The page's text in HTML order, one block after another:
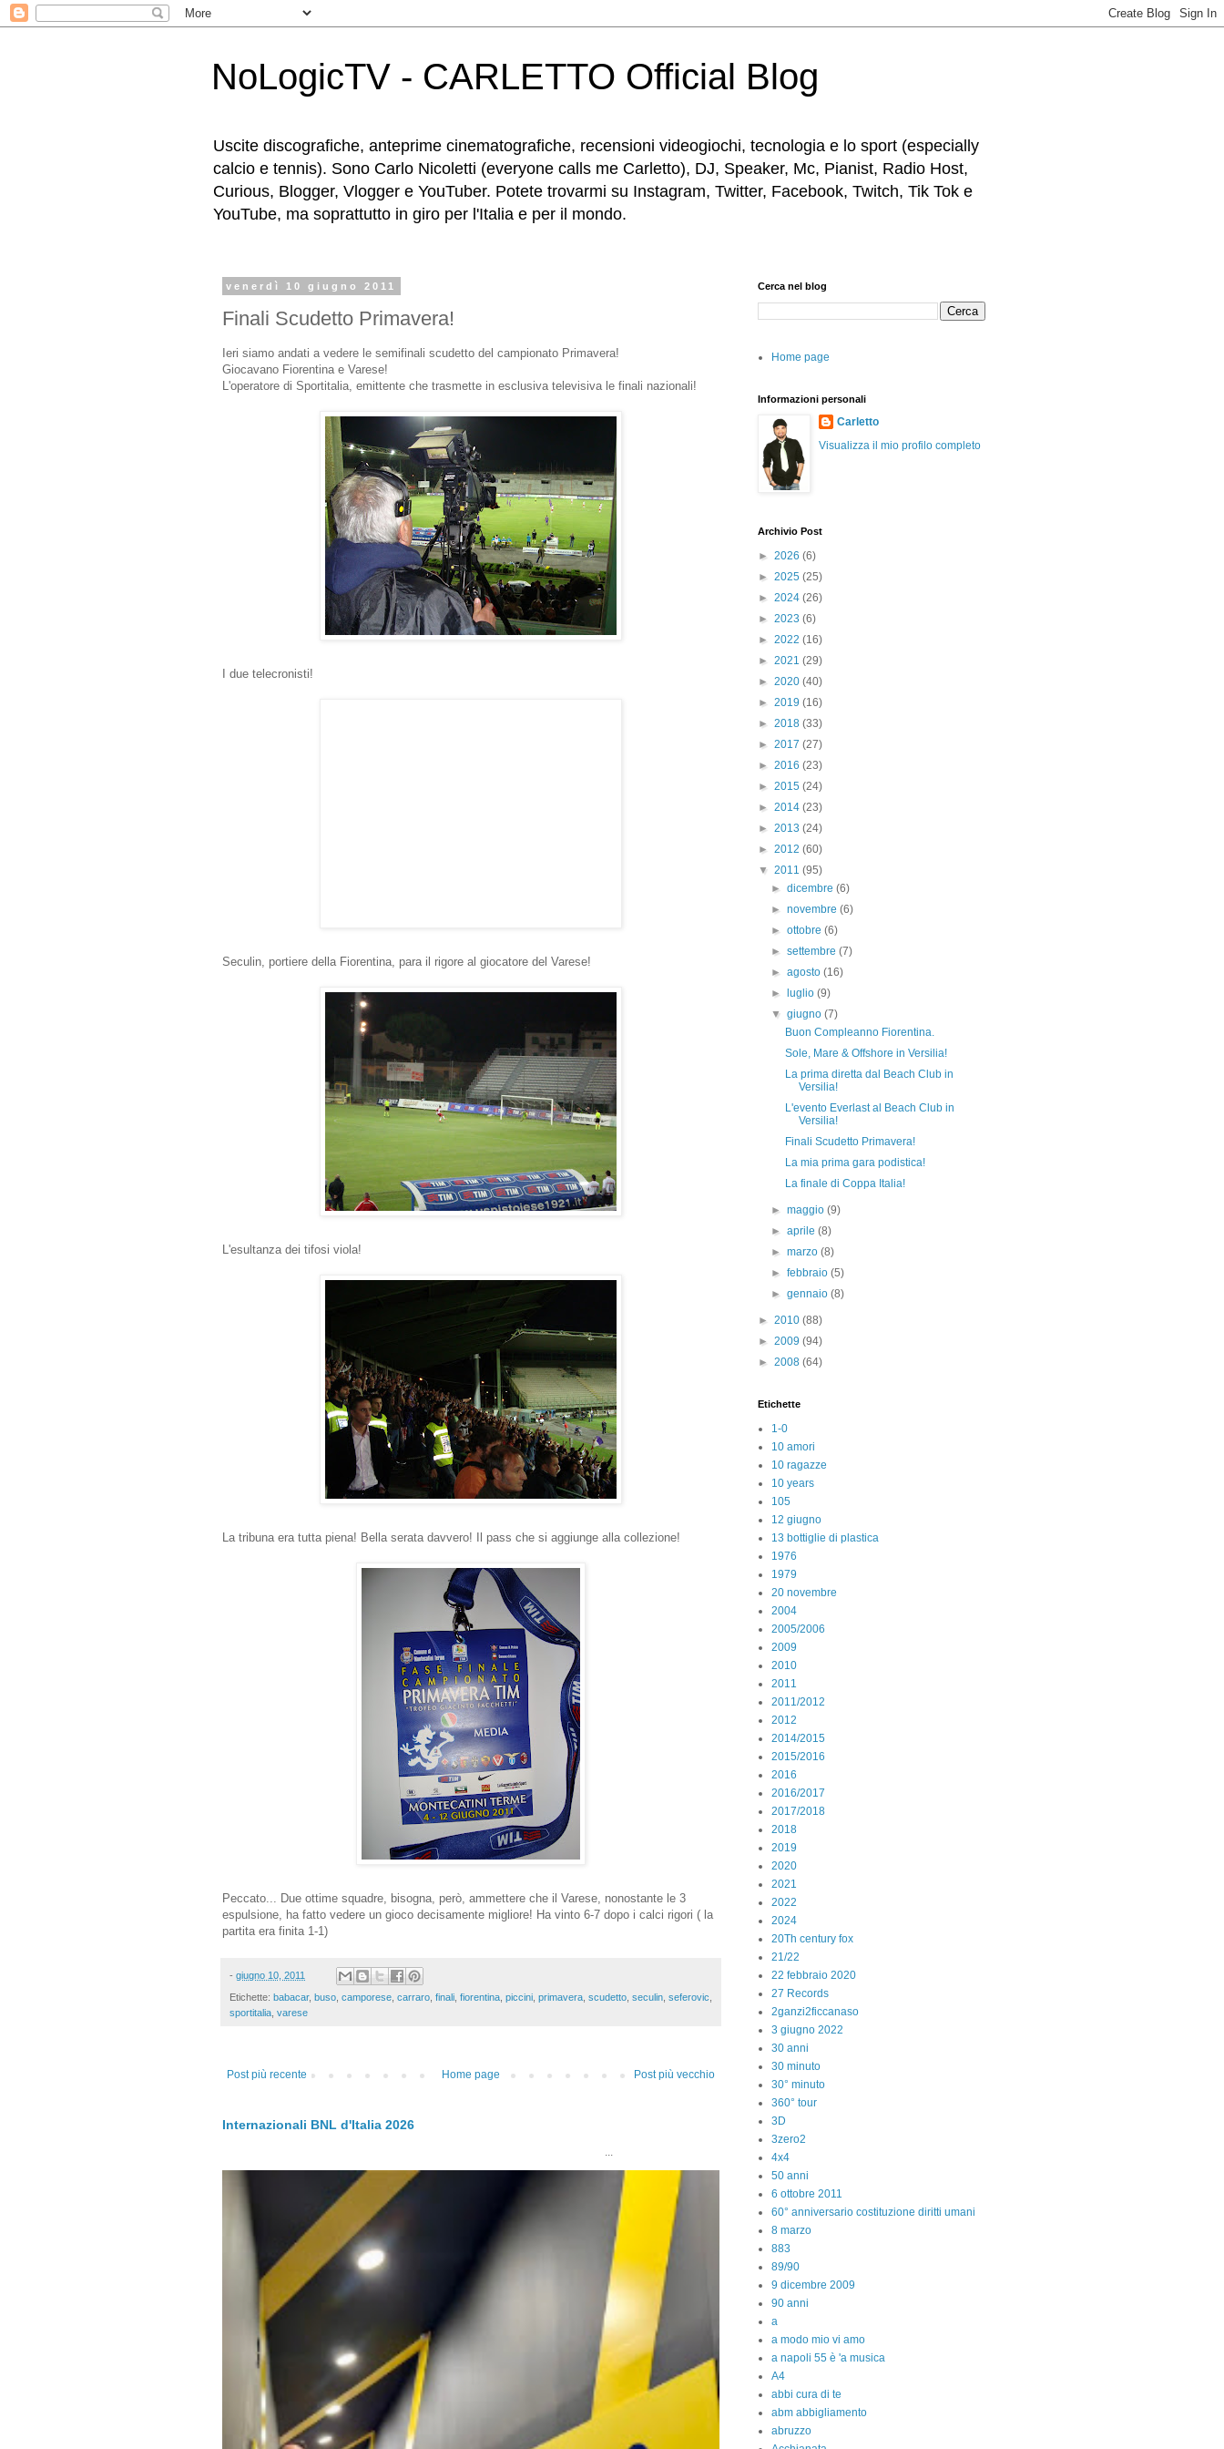
NoLogicTV - CARLETTO Official Blog
Uscite discografiche, anteprime cinematografiche, recensioni videogiochi, tecnologia e lo sport (especially
calcio e tennis). Sono Carlo Nicoletti (everyone calls me Carletto), DJ, Speaker, Mc, Pianist, Radio Host,
Curious, Blogger, Vlogger e YouTuber. Potete trovarmi su Instagram, Twitter, Facebook, Twitch, Tik Tok e
YouTube, ma soprattutto in giro per l'Italia e per il mondo.
venerdì 10 giugno 2011
Finali Scudetto Primavera!
Ieri siamo andati a vedere le semifinali scudetto del campionato Primavera!
Giocavano Fiorentina e Varese!
L'operatore di Sportitalia, emittente che trasmette in esclusiva televisiva le finali nazionali!
I due telecronisti!
Seculin, portiere della Fiorentina, para il rigore al giocatore del Varese!
L'esultanza dei tifosi viola!
La tribuna era tutta piena! Bella serata davvero! Il pass che si aggiunge alla collezione!
Peccato... Due ottime squadre, bisogna, però, ammettere che il Varese, nonostante le 3
espulsione, ha fatto vedere un gioco decisamente migliore! Ha vinto 6-7 dopo i calci rigori ( la
partita era finita 1-1)
- giugno 10, 2011
Etichette: babacar, buso camporese carraro finali fiorentina piccini primavera scudetto seculin seferovic
sportitalia varese
Post più recente Post più vecchio
Home page
Internazionali BNL d'Italia 2026
...
Cerca nel blog
Home page
Informazioni personali
Carletto
Visualizza il mio profilo completo
Archivio Post
► 2026 (6)
► 2025 (25)
► 2024 (26)
► 2023 (6)
► 2022 (16)
► 2021 (29)
► 2020 (40)
► 2019 (16)
► 2018 (33)
► 2017 (27)
► 2016 (23)
► 2015 (24)
► 2014 (23)
► 2013 (24)
► 2012 (60)
▼ 2011 (95)
►dicembre(6)
►novembre(6)
►ottobre(6)
►settembre(7)
►agosto(16)
►
luglio(9)
▼giugno(7)
Buon Compleanno Fiorentina.
Sole, Mare & Offshore in Versilia!
La prima diretta dal Beach Club in
Versilia!
L'evento Everlast al Beach Club in
Versilia!
Finali Scudetto Primavera!
La mia prima gara podistica!
La finale di Coppa Italia!
►maggio(9)
►aprile(8)
►marzo(8)
►febbraio(5)
►gennaio(8)
► 2010 (88)
► 2009 (94)
► 2008 (64)
Etichette
1-0
10 amori
10 ragazze
10 years
105
12 giugno
13 bottiglie di plastica
1976
1979
20 novembre
2004
2005/2006
2009
2010
2011
2011/2012
2012
2014/2015
2015/2016
2016
2016/2017
2017/2018
2018
2019
2020
2021
2022
2024
20Th century fox
21/22
22 febbraio 2020
27 Records
2ganzi2ficcanaso
3 giugno 2022
30 anni
30 minuto
30° minuto
360° tour
3D
3zero2
4x4
50 anni
6 ottobre 2011
60° anniversario costituzione diritti umani
8 marzo
883
89/90
9 dicembre 2009
90 anni
a
a modo mio vi amo
a napoli 55 è 'a musica
A4
abbi cura di te
abm abbigliamento
abruzzo